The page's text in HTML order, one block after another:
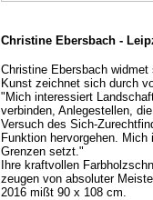
Christine Ebersbach
Kunst zeichnet sich durch
"Mich interessiert
verbinden, Anlegestellen,
Versuch des Sich-
Funktion hervorgehen.
Grenzen setzt."
Ihre kraftvollen
zeugen von absoluter
2016 mißt 90 x 108 cm.
Christine Ebersbach -